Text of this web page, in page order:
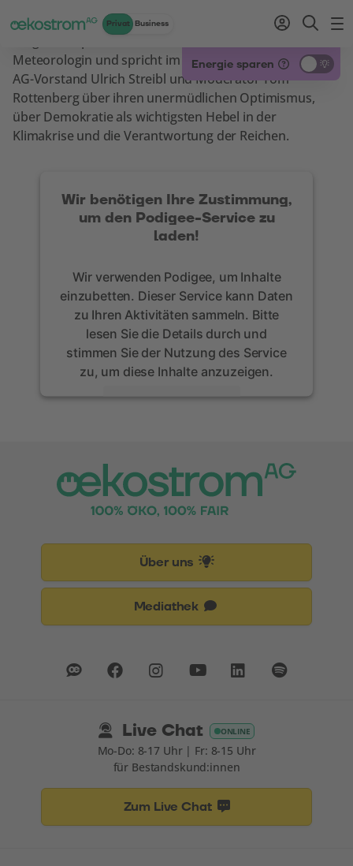
Zum Inhalt
Zum Menü
Zum Login
Zur Suche
Zum Kontakt
Standard-Cursor verwenden
Privat Business
Energie sparen
Meteorologin und spricht im Podcast mit oekostrom
AG-Vorstand Ulrich Streibl und Moderator Tom
Rottenberg über ihren unermüdlichen Optimismus,
über Demokratie als wichtigsten Hebel in der
Klimakrise und die Verantwortung der Reichen.
Wir benötigen Ihre Zustimmung,
um den Podigee-Service zu
laden!
Wir verwenden Podigee, um Inhalte
einzubetten. Dieser Service kann Daten
zu Ihren Aktivitäten sammeln. Bitte
lesen Sie die Details durch und
stimmen Sie der Nutzung des Service
zu, um diese Inhalte anzuzeigen.
Mehr Informationen
powered byUsercentrics Consent
Management Platform
Über uns
Mediathek
Live Chat ONLINE
Mo-Do: 8-17 Uhr | Fr: 8-15 Uhr
für Bestandskund:innen
Zum Live Chat